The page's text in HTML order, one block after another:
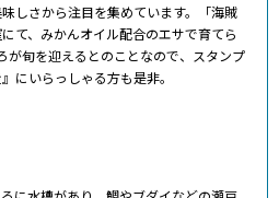
しさから注目を集めています。「海賊
て、みかんオイル配合のエサで育てら
が旬を迎えるとのことなので、スタンプ
にいらっしゃる方も是非。